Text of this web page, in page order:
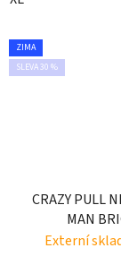
ZIMA
SLEVA 30 %
CRAZY PULL
MAN
Externí